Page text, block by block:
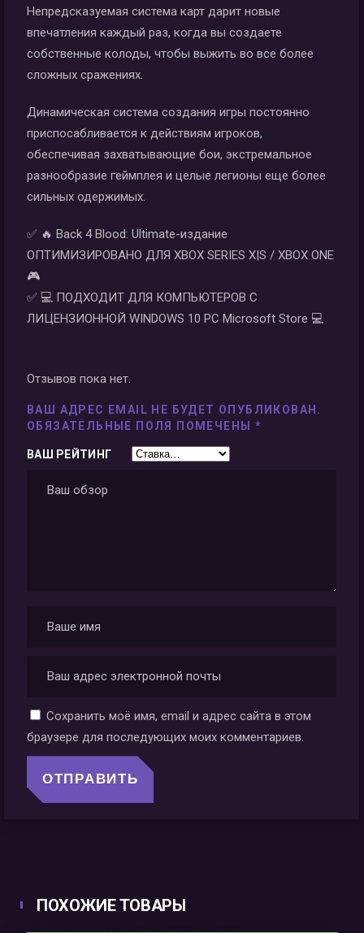
Непредсказуемая система карт дарит новые
впечатления каждый раз, когда вы создаете
собственные колоды, чтобы выжить во все более
сложных сражениях.
Динамическая система создания игры постоянно
приспосабливается к действиям игроков,
обеспечивая захватывающие бои, экстремальное
разнообразие геймплея и целые легионы еще более
сильных одержимых.
✅ 🔥 Back 4 Blood: Ultimate-издание
ОПТИМИЗИРОВАНО ДЛЯ XBOX SERIES X|S / XBOX ONE
🎮
✅ 💻 ПОДХОДИТ ДЛЯ КОМПЬЮТЕРОВ С
ЛИЦЕНЗИОННОЙ WINDOWS 10 PC Microsoft Store 💻
Отзывов пока нет.
ВАШ АДРЕС EMAIL НЕ БУДЕТ ОПУБЛИКОВАН.
ОБЯЗАТЕЛЬНЫЕ ПОЛЯ ПОМЕЧЕНЫ *
ВАШ РЕЙТИНГ
Сохранить моё имя, email и адрес сайта в этом
браузере для последующих моих комментариев.
ПОХОЖИЕ ТОВАРЫ